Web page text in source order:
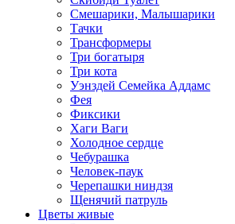
Смешарики, Малышарики
Тачки
Трансформеры
Три богатыря
Три кота
Уэнздей Семейка Аддамс
Фея
Фиксики
Хаги Ваги
Холодное сердце
Чебурашка
Человек-паук
Черепашки ниндзя
Щенячий патруль
Цветы живые